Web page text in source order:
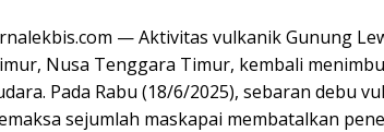
— Aktivitas vulkanik Gunung
Nusa Tenggara Timur, kembali
Pada Rabu (18/6/2025), sebaran debu
sejumlah maskapai membatalkan